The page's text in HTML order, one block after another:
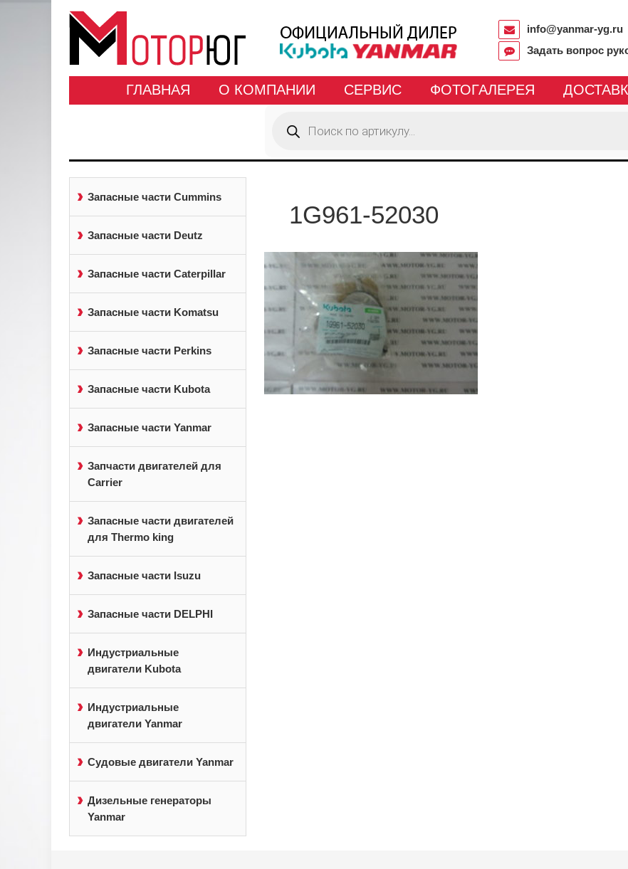
info@yanmar-yg.ru
Задать вопрос
ГЛАВНАЯ О КОМПАНИИ СЕРВИС ФОТОГАЛЕРЕЯ
товаров
Запасные части Cummins
Запасные части Deutz
Запасные части Caterpillar
Запасные части Komatsu
Запасные части Perkins
Запасные части Kubota
Запасные части Yanmar
Запчасти двигателей для
Carrier
Запасные части двигателей
для Thermo king
Запасные части Isuzu
Запасные части DELPHI
Индустриальные
двигатели Kubota
Индустриальные
двигатели Yanmar
Судовые двигатели Yanmar
Дизельные генераторы
Yanmar
1G961-52030